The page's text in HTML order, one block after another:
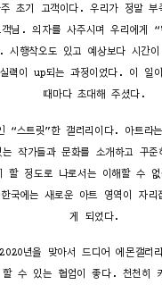
초기 고객이다. 우리가 정말
님. 의자를 사주시며 우리에게
시행착오도 있고 예상보다 시간
력이 up되는 과정이었다. 이 일
때마다 초대해 주셨다.
“스트릿”한 갤러리이다. 아트라
작가들과 문화를 소개하고 꾸
할 정도로 나로서는 이해할 수
국에는 새로운 아트 영역이 자
게 되었다.
년을 맞아서 드디어 에몬갤
수 있는 협업이 좋다. 천천히